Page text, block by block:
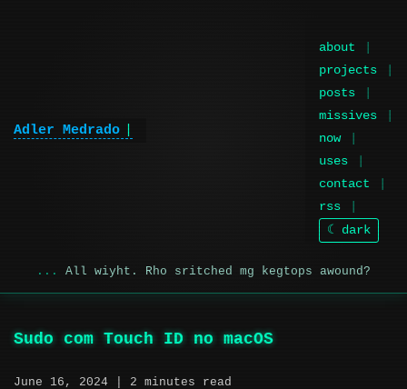
Adler Medrado
about
projects
posts
missives
now
uses
contact
rss
☾ dark
All wiyht. Rho sritched mg kegtops awound?
Sudo com Touch ID no macOS
June 16, 2024 | 2 minutes read